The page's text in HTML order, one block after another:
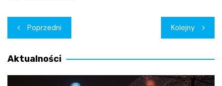
Nawigacja
wpisu
Poprzedni Kolejny
Aktualności